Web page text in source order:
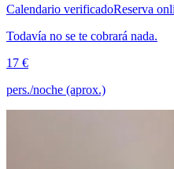
Calendario verificadoReserva
Todavía no se te cobrará nada.
17 €
pers./noche (aprox.)